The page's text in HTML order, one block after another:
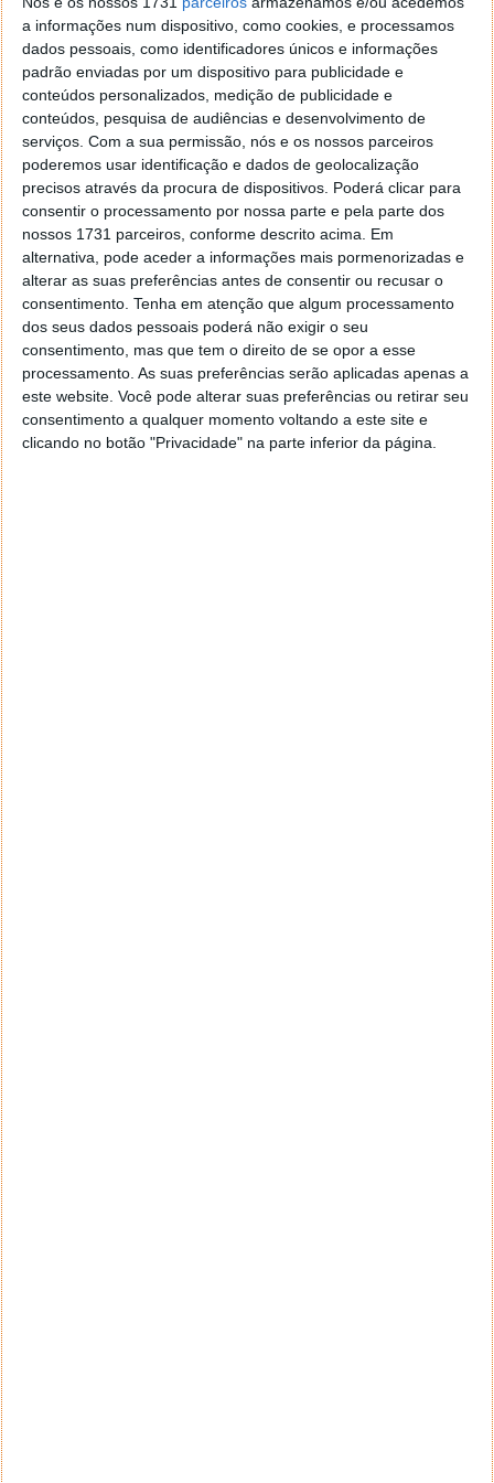
a informações num dispositivo, como cookies, e processamos
dados pessoais, como identificadores únicos e informações
padrão enviadas por um dispositivo para publicidade e
conteúdos personalizados, medição de publicidade e
conteúdos, pesquisa de audiências e desenvolvimento de
serviços. Com a sua permissão, nós e os nossos parceiros
poderemos usar identificação e dados de geolocalização
precisos através da procura de dispositivos. Poderá clicar para
consentir o processamento por nossa parte e pela parte dos
nossos 1731 parceiros, conforme descrito acima. Em
alternativa, pode aceder a informações mais pormenorizadas e
alterar as suas preferências antes de consentir ou recusar o
consentimento. Tenha em atenção que algum processamento
dos seus dados pessoais poderá não exigir o seu
consentimento, mas que tem o direito de se opor a esse
processamento. As suas preferências serão aplicadas apenas a
este website. Você pode alterar suas preferências ou retirar seu
consentimento a qualquer momento voltando a este site e
clicando no botão "Privacidade" na parte inferior da página.
Acompanhe o Pplware no Google Notícias
Proponha uma correção, faça uma sugestão
Autor:Pedro Simões
Tags: Apple iPhone/iPod
PRÓXIMO ARTIGO
Advogados russos querem proibir Windows 10 porque
este espia